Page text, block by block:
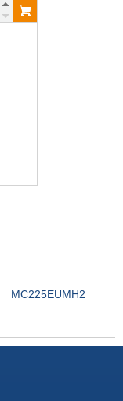
MC225EUMH2